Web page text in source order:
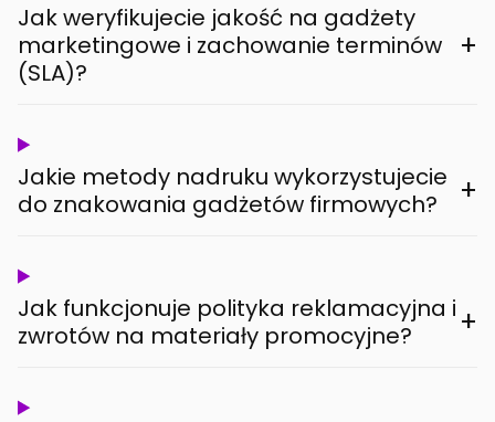
Jak weryfikujecie jakość na gadżety
marketingowe i zachowanie terminów
(SLA)?
+
Jakie metody nadruku wykorzystujecie
do znakowania gadżetów firmowych?
+
Jak funkcjonuje polityka reklamacyjna i
zwrotów na materiały promocyjne?
+